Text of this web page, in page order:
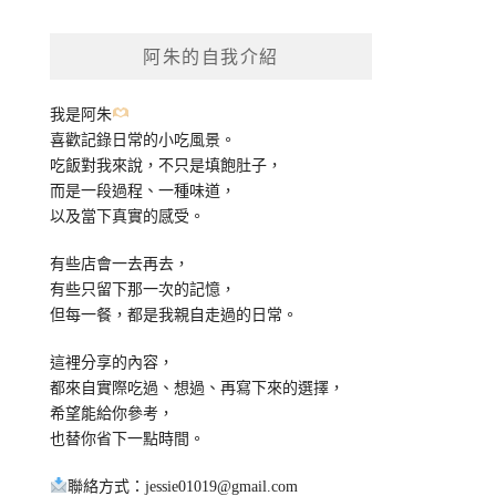
阿朱的自我介紹
我是阿朱
喜歡記錄日常的小吃風景。
吃飯對我來說，不只是填飽肚子，
而是一段過程、一種味道，
以及當下真實的感受。
有些店會一去再去，
有些只留下那一次的記憶，
但每一餐，都是我親自走過的日常。
這裡分享的內容，
都來自實際吃過、想過、再寫下來的選擇，
希望能給你參考，
也替你省下一點時間。
聯絡方式：jessie01019@gmail.com